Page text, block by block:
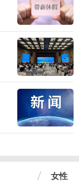
女性